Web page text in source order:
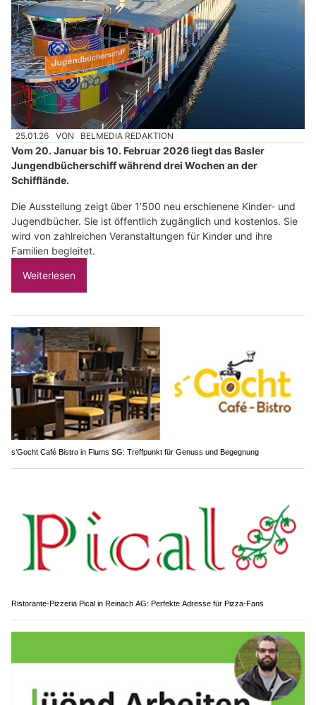
25.01.26 VON BELMEDIA REDAKTION
Vom 20. Januar bis 10. Februar 2026 liegt das Basler
Jungendbücherschiff während drei Wochen an der
Schifflände.
Die Ausstellung zeigt über 1’500 neu erschienene Kinder- und
Jugendbücher. Sie ist öffentlich zugänglich und kostenlos. Sie
wird von zahlreichen Veranstaltungen für Kinder und ihre
Familien begleitet.
Weiterlesen
s’Gocht Café Bistro in Flums SG: Treffpunkt für Genuss und Begegnung
Ristorante-Pizzeria Pical in Reinach AG: Perfekte Adresse für Pizza-Fans